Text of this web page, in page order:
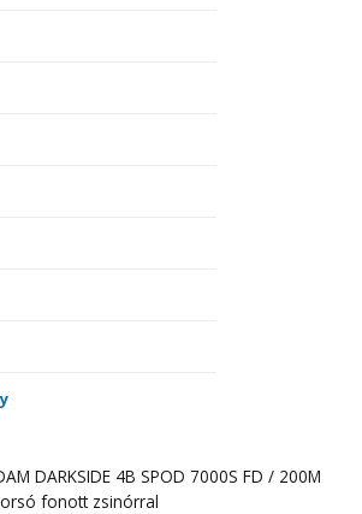
DARKSIDE 4B SPOD 7000S FD / 200M
fonott zsinórral